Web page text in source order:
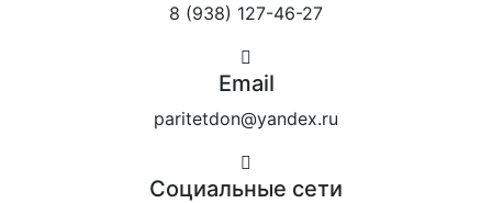
8 (938) 127-46-27
Email
paritetdon@yandex.ru
Социальные сети